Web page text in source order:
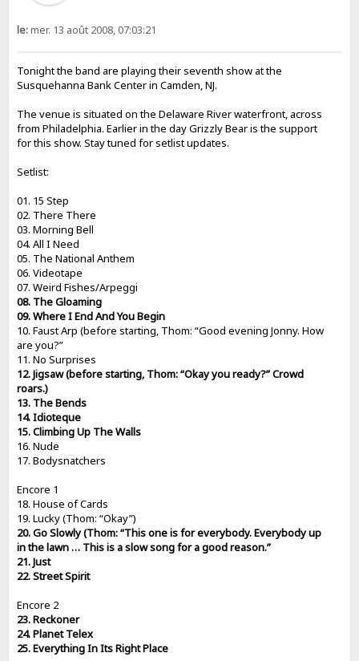
le:mer. 13 août 2008, 07:03:21
Tonight the band are playing their seventh show at the
Susquehanna Bank Center in Camden, NJ.
The venue is situated on the Delaware River waterfront, across
from Philadelphia. Earlier in the day Grizzly Bear is the support
for this show. Stay tuned for setlist updates.
Setlist:
01. 15 Step
02. There There
03. Morning Bell
04. All I Need
05. The National Anthem
06. Videotape
07. Weird Fishes/Arpeggi
08. The Gloaming
09. Where I End And You Begin
10. Faust Arp (before starting, Thom: “Good evening Jonny. How
are you?”
11. No Surprises
12. Jigsaw (before starting, Thom: “Okay you ready?” Crowd
roars.)
13. The Bends
14. Idioteque
15. Climbing Up The Walls
16. Nude
17. Bodysnatchers
Encore 1
18. House of Cards
19. Lucky (Thom: “Okay”)
20. Go Slowly (Thom: “This one is for everybody. Everybody up
in the lawn … This is a slow song for a good reason.”
21. Just
22. Street Spirit
Encore 2
23. Reckoner
24. Planet Telex
25. Everything In Its Right Place